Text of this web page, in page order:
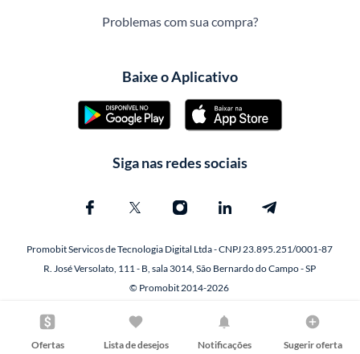
Ofertas Lista de desejos Notificações Sugerir oferta
Problemas com sua compra?
Baixe o Aplicativo
Siga nas redes sociais
Promobit Servicos de Tecnologia Digital Ltda - CNPJ 23.895.251/0001-87
R. José Versolato, 111 - B, sala 3014, São Bernardo do Campo - SP
© Promobit 2014-2026